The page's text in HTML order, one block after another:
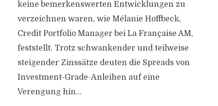
keine bemerkenswerten Entwicklungen zu
verzeichnen waren, wie Mélanie Hoffbeck,
Credit Portfolio Manager bei La Française AM,
feststellt. Trotz schwankender und teilweise
steigender Zinssätze deuten die Spreads von
Investment-Grade-Anleihen auf eine
Verengung hin...